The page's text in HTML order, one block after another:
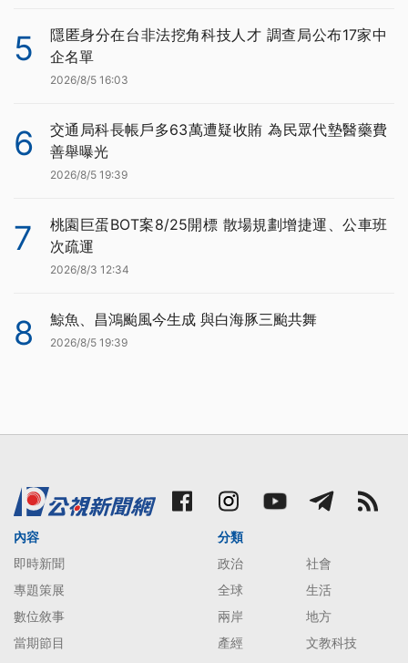
5
隱匿身分在台非法挖角科技人才 調查局公布17家中
企名單
2026/8/5 16:03
6
交通局科長帳戶多63萬遭疑收賄 為民眾代墊醫藥費
善舉曝光
2026/8/5 19:39
7
桃園巨蛋BOT案8/25開標 散場規劃增捷運、公車班
次疏運
2026/8/3 12:34
8 鯨魚、昌鴻颱風今生成 與白海豚三颱共舞
2026/8/5 19:39
內容
即時新聞
專題策展
數位敘事
當期節目
分類
政治
社會
全球
生活
兩岸
地方
產經
文教科技